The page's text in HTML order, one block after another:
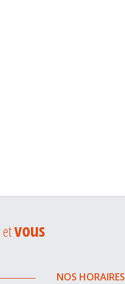
etvous
NOS HORAIRES